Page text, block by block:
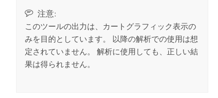
注意:
このツールの出力は、カートグラフィック表示の
みを目的としています。 以降の解析での使用は想
定されていません。 解析に使用しても、正しい結
果は得られません。